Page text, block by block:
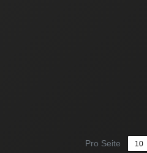
Pro Seite